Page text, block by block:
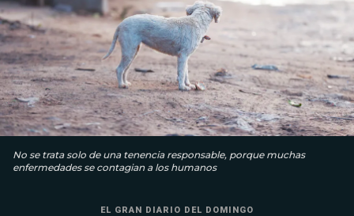
No se trata solo de una tenencia responsable, porque muchas
enfermedades se contagian a los humanos
EL GRAN DIARIO DEL DOMINGO